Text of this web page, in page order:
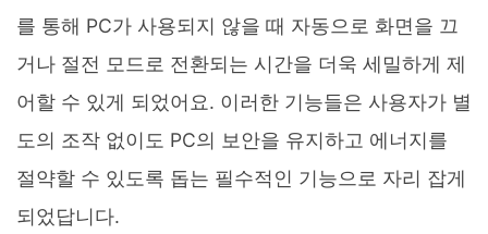
를 통해 PC가 사용되지 않을 때 자동으로 화면을 끄
거나 절전 모드로 전환되는 시간을 더욱 세밀하게 제
어할 수 있게 되었어요. 이러한 기능들은 사용자가 별
도의 조작 없이도 PC의 보안을 유지하고 에너지를
절약할 수 있도록 돕는 필수적인 기능으로 자리 잡게
되었답니다.